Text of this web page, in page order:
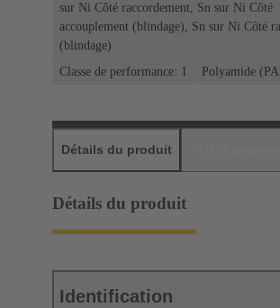
sur Ni Côté raccordement, Sn sur Ni Côté
accouplement (blindage), Sn sur Ni Côté
(blindage)
Classe de performance: 1
Polyamide
Détails du produit
Détails du produit
Identification